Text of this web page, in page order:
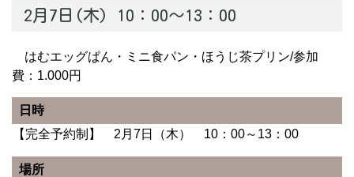
2月7日(木) 10：00～13：00
はむエッグぱん・ミニ食パン・ほうじ茶プリン/参加
費：1.000円
日時
【完全予約制】 2月7日（木） 10：00～13：00
場所